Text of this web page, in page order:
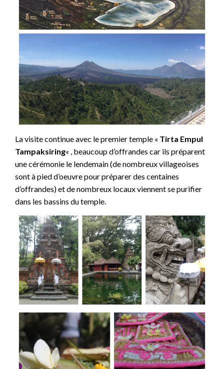
La visite continue avec le premier temple « Tirta Empul
Tampaksiring« , beaucoup d’offrandes car ils préparent
une cérémonie le lendemain (de nombreux villageoises
sont à pied d’oeuvre pour préparer des centaines
d’offrandes) et de nombreux locaux viennent se purifier
dans les bassins du temple.